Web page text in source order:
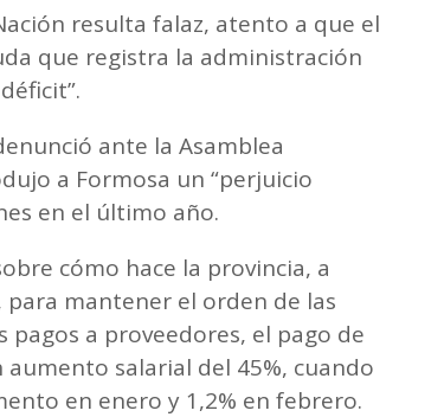
resulta falaz, atento a que el
que registra la administración
ante la Asamblea
a Formosa un “perjuicio
en el último año.
cómo hace la provincia, a
mantener el orden de las
a proveedores, el pago de
salarial del 45%, cuando
en enero y 1,2% en febrero.